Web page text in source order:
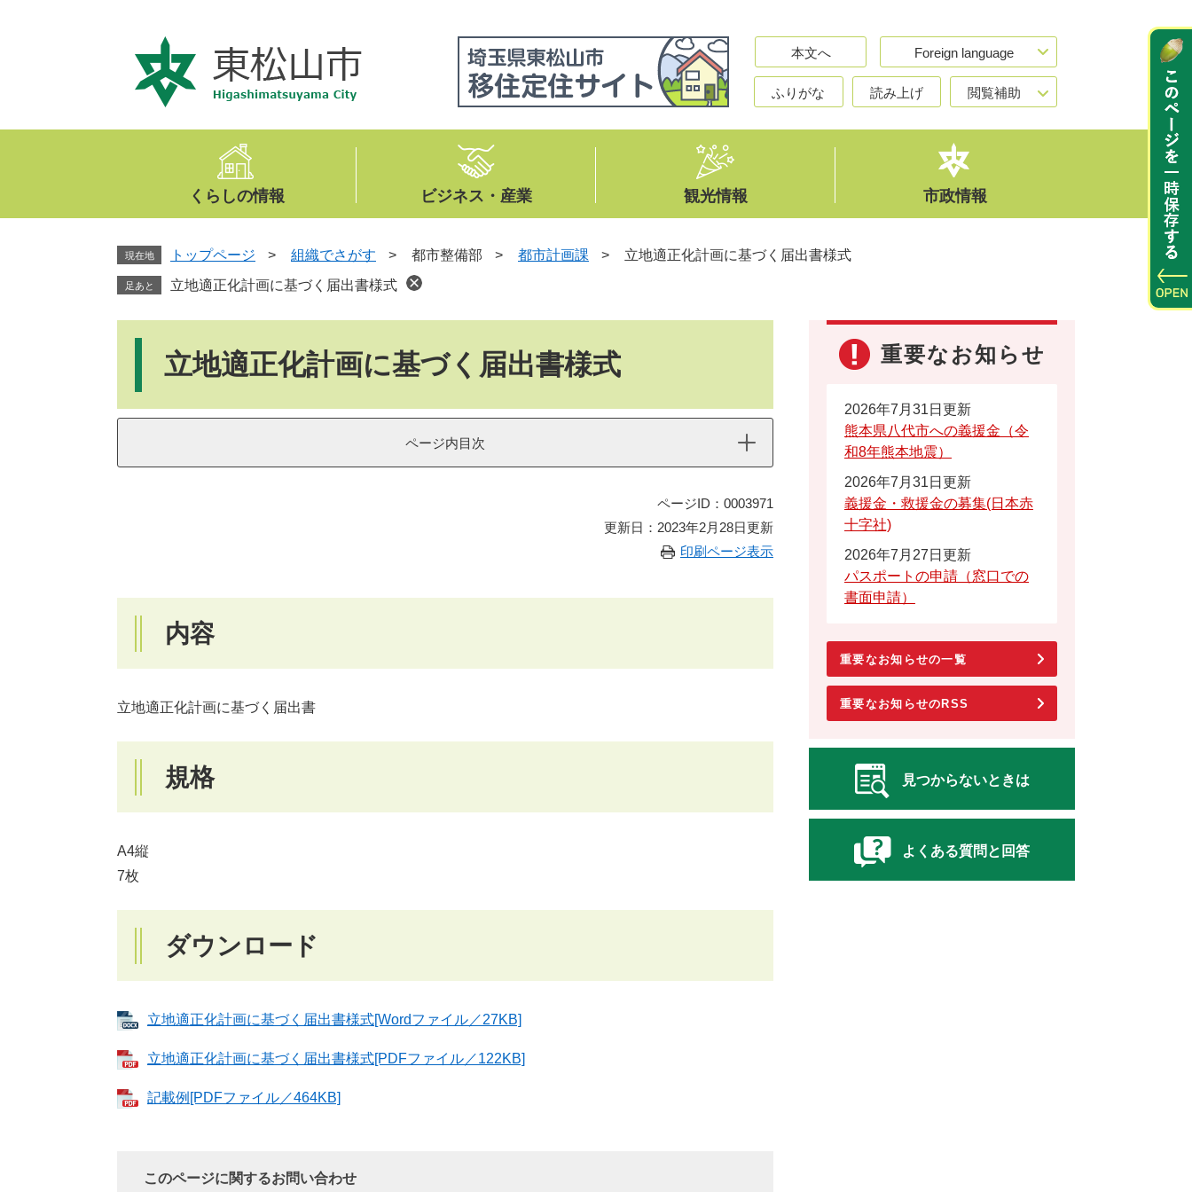
文
本文へ Foreign language
ふりがな 読み上げ 閲覧補助
くらしの情報 ビジネス・産業 観光情報 市政情報
現在地 トップページ > 組織でさがす > 都市整備部 > 都市計画課 > 立地適正化計画に基づく届出書様式
足あと 立地適正化計画に基づく届出書様式
立地適正化計画に基づく届出書様式
ページ内目次
ページID：0003971
更新日：2023年2月28日更新
印刷ページ表示
内容
立地適正化計画に基づく届出書
規格
A4縦
7枚
ダウンロード
立地適正化計画に基づく届出書様式[Wordファイル／27KB]
立地適正化計画に基づく届出書様式[PDFファイル／122KB]
記載例[PDFファイル／464KB]
このページに関するお問い合わせ
重要なお知らせ
2026年7月31日更新
熊本県八代市への義援金（令
和8年熊本地震）
2026年7月31日更新
義援金・救援金の募集(日本赤
十字社)
2026年7月27日更新
パスポートの申請（窓口での
書面申請）
重要なお知らせの一覧
重要なお知らせのRSS
見つからないときは
よくある質問と回答